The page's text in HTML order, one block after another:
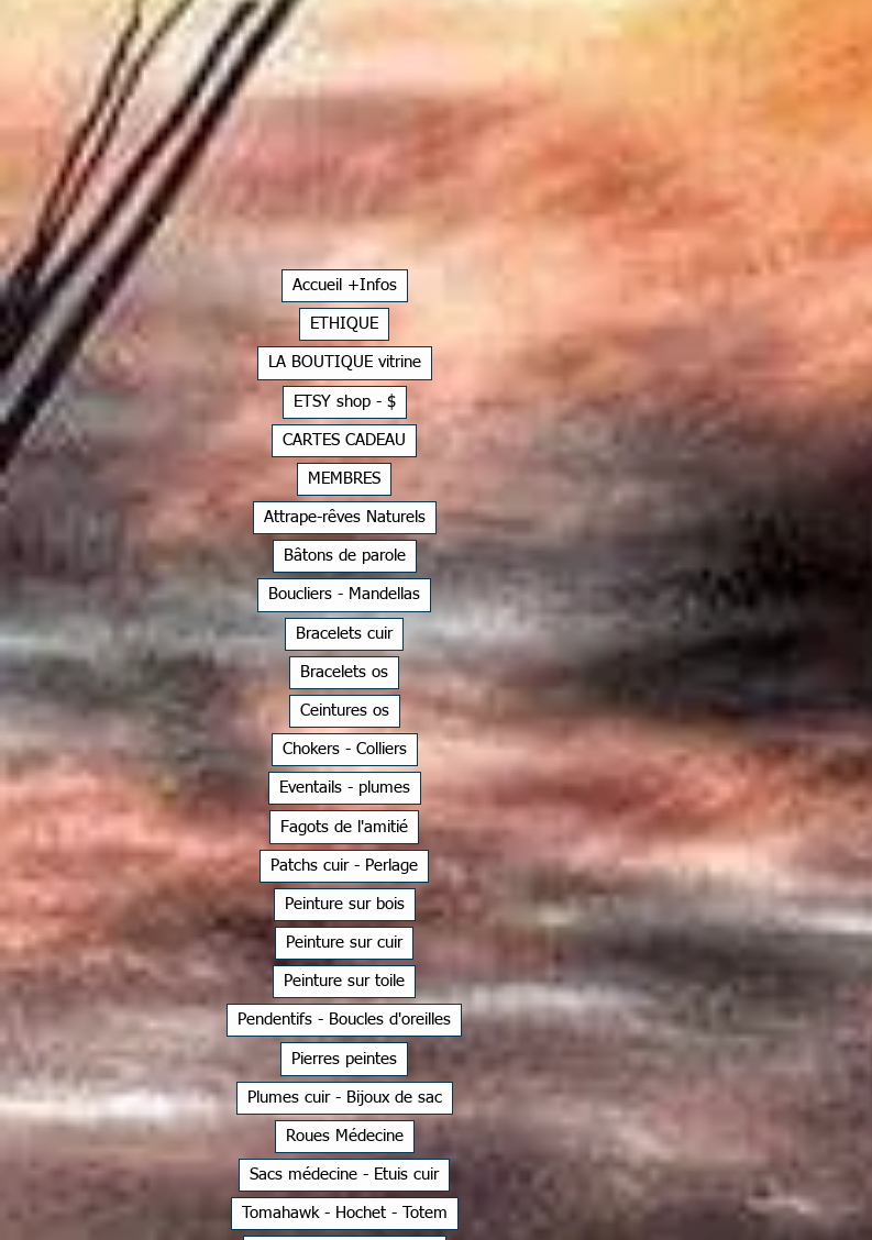
Accueil +Infos
ETHIQUE
LA BOUTIQUE vitrine
ETSY shop - $
CARTES CADEAU
MEMBRES
Attrape-rêves Naturels
Bâtons de parole
Boucliers - Mandellas
Bracelets cuir
Bracelets os
Ceintures os
Chokers - Colliers
Eventails - plumes
Fagots de l'amitié
Patchs cuir - Perlage
Peinture sur bois
Peinture sur cuir
Peinture sur toile
Pendentifs - Boucles d'oreilles
Pierres peintes
Plumes cuir - Bijoux de sac
Roues Médecine
Sacs médecine - Etuis cuir
Tomahawk - Hochet - Totem